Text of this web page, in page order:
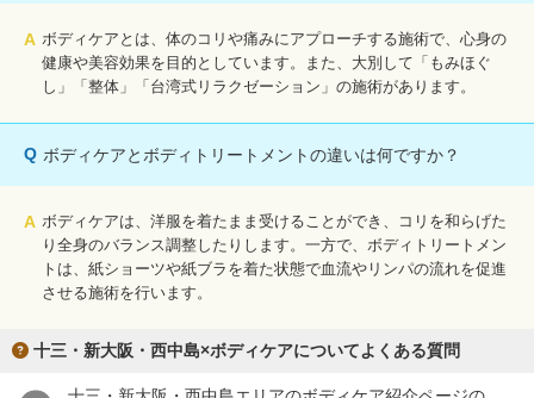
A ボディケアとは、体のコリや痛みにアプローチする施術で、心身の
健康や美容効果を目的としています。また、大別して「もみほぐ
し」「整体」「台湾式リラクゼーション」の施術があります。
Q ボディケアとボディトリートメントの違いは何ですか？
A ボディケアは、洋服を着たまま受けることができ、コリを和らげた
り全身のバランス調整したりします。一方で、ボディトリートメン
トは、紙ショーツや紙ブラを着た状態で血流やリンパの流れを促進
させる施術を行います。
十三・新大阪・西中島×ボディケアについてよくある質問